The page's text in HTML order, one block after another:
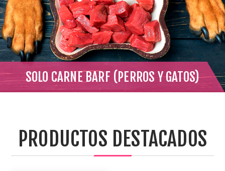
SOLO CARNE BARF (PERROS Y GATOS)
PRODUCTOS DESTACADOS